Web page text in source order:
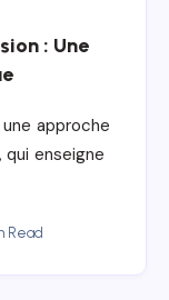
: Une
approche
enseigne
Read